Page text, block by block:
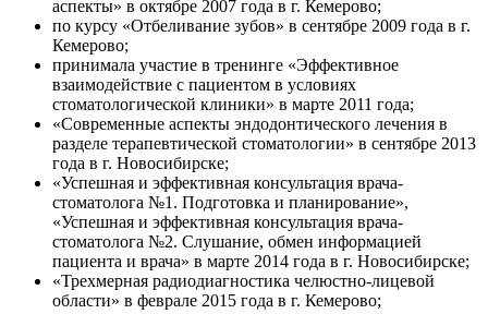
аспекты» в октябре 2007 года в г. Кемерово;
по курсу «Отбеливание зубов» в сентябре 2009 года в г.
Кемерово;
принимала участие в тренинге «Эффективное
взаимодействие с пациентом в условиях
стоматологической клиники» в марте 2011 года;
«Современные аспекты эндодонтического лечения в
разделе терапевтической стоматологии» в сентябре 2013
года в г. Новосибирске;
«Успешная и эффективная консультация врача-
стоматолога №1. Подготовка и планирование»,
«Успешная и эффективная консультация врача-
стоматолога №2. Слушание, обмен информацией
пациента и врача» в марте 2014 года в г. Новосибирске;
«Трехмерная радиодиагностика челюстно-лицевой
области» в феврале 2015 года в г. Кемерово;